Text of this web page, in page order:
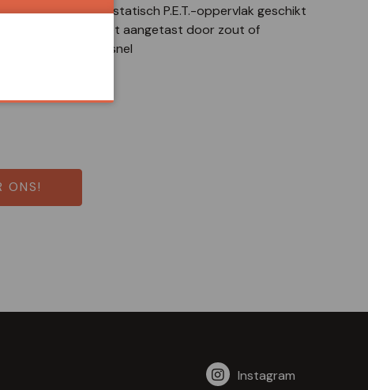
- Duurzaam antistatisch P.E.T.-oppervlak geschikt
Wordt niet aangetast door zout of
systeem droogt snel
ONS!
Instagram